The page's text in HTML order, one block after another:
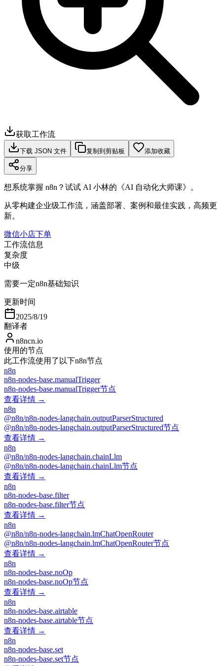
获取工作流
下载 JSON 文件 复制到剪贴板 添加收藏
分享
想系统掌握 n8n？试试 AI 小林的《AI 自动化大师课》。
从零构建企业级工作流，涵盖部署、案例和最佳实践，高频更
新。
微信小店下单
工作流信息
复杂度
中级
需要一定n8n基础知识
更新时间
2025/8/19
翻译者
n8ncn.io
使用的节点
此工作流使用了以下n8n节点
n8n
n8n-nodes-base.manualTrigger
n8n-nodes-base.manualTrigger节点
查看详情 →
n8n
@n8n/n8n-nodes-langchain.outputParserStructured
@n8n/n8n-nodes-langchain.outputParserStructured节点
查看详情 →
n8n
@n8n/n8n-nodes-langchain.chainLlm
@n8n/n8n-nodes-langchain.chainLlm节点
查看详情 →
n8n
n8n-nodes-base.filter
n8n-nodes-base.filter节点
查看详情 →
n8n
@n8n/n8n-nodes-langchain.lmChatOpenRouter
@n8n/n8n-nodes-langchain.lmChatOpenRouter节点
查看详情 →
n8n
n8n-nodes-base.noOp
n8n-nodes-base.noOp节点
查看详情 →
n8n
n8n-nodes-base.airtable
n8n-nodes-base.airtable节点
查看详情 →
n8n
n8n-nodes-base.set
n8n-nodes-base.set节点